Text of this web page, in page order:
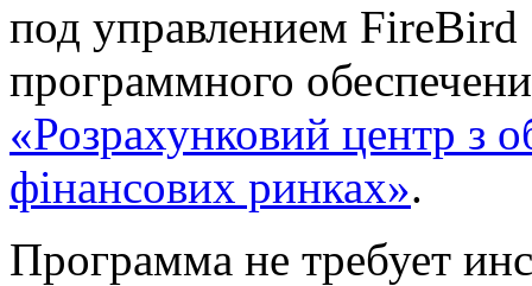
под управлением FireBird
программного
«Розрахунковий центр з
фінансових ринках».
Программа не требует